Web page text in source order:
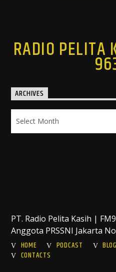
RADIO PELITA
ARCHIVES
PT. Radio Pelita Kasih |
Anggota PRSSNI Jakarta
HOME
PODCAST BLOG
CONTACTS